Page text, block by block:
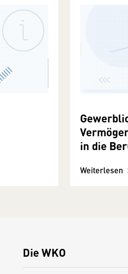
in die
Weiterlesen
Die WKO